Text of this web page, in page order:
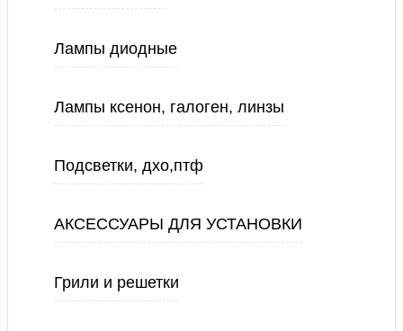
Лампы диодные
Лампы ксенон, галоген, линзы
Подсветки, дхо,птф
АКСЕССУАРЫ ДЛЯ УСТАНОВКИ
Грили и решетки